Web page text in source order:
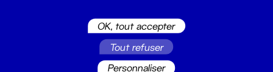
OK, tout accepter
Tout refuser
Personnaliser